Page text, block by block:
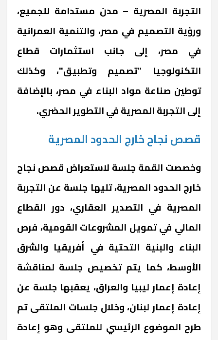
التجربة المصرية – مدن مستدامة للجميع،
ورؤية التصميم في مصر، والتنمية العمرانية
في مصر، إلى جانب استثمارات قطاع
التكنولوجيا "تصميم وتطبيق"، وكذلك
توطين صناعة مواد البناء في مصر، بالإضافة
إلى التجربة المصرية في التطوير الحضري.
قصص نجاح خارج الحدود المصرية
وخصصت القمة جلسة لاستعراض قصص نجاح
خارج الحدود المصرية، تليها جلسة عن التجربة
المصرية في التصدير العقاري، دور القطاع
المالي في تمويل المشروعات القومية، فرص
البناء والبنية التحتية في أفريقيا والشرق
الأوسط، كما يتم تخصيص جلسة لمناقشة
إعادة إعمار ليبيا والعراق، يعقبها جلسة عن
إعادة إعمار لبنان، وخلال جلسات الملتقى تم
طرح الموضوع الرئيسي للملتقى وهو إعادة